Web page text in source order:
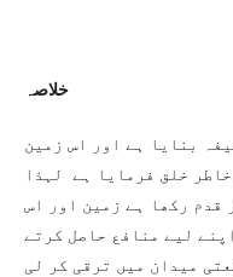
خلاصہ
بنایا ہے اور اس زمین
خلق فرمایا ہے لہذا
قدم رکھا ہے زمین اور اس
لیے منافع حاصل کرتے
میدان میں ترقی کر لی